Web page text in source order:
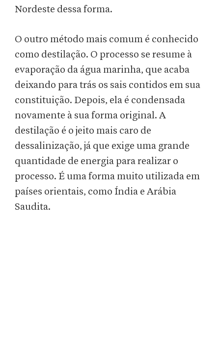
Nordeste dessa forma.
O outro método mais comum é conhecido
como destilação. O processo se resume à
evaporação da água marinha, que acaba
deixando para trás os sais contidos em sua
constituição. Depois, ela é condensada
novamente à sua forma original. A
destilação é o jeito mais caro de
dessalinização, já que exige uma grande
quantidade de energia para realizar o
processo. É uma forma muito utilizada em
países orientais, como Índia e Arábia
Saudita.